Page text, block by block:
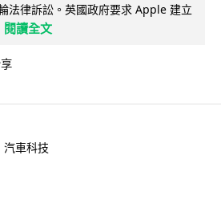
法律訴訟。英國政府要求 Apple 建立
閱讀全文
汽車科技